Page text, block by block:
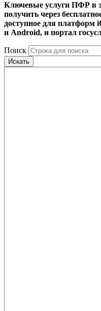
Ключевые услуги ПФР в
получить через
доступное для платформ
и Android, и портал
Поиск
Искать